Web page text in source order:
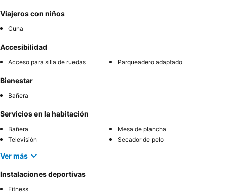
Viajeros con niños
Cuna
Accesibilidad
Acceso para silla de ruedas Parqueadero adaptado
Bienestar
Bañera
Servicios en la habitación
Bañera
Mesa de plancha
Televisión
Secador de pelo
Ver más
Instalaciones deportivas
Fitness